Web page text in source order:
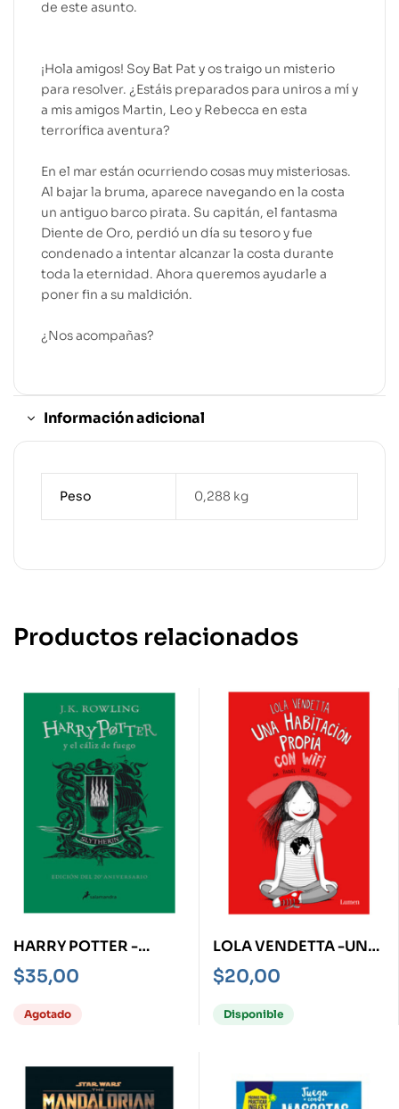
de este asunto.
¡Hola amigos! Soy Bat Pat y os traigo un misterio
para resolver. ¿Estáis preparados para uniros a mí y
a mis amigos Martin, Leo y Rebecca en esta
terrorífica aventura?
En el mar están ocurriendo cosas muy misteriosas.
Al bajar la bruma, aparece navegando en la costa
un antiguo barco pirata. Su capitán, el fantasma
Diente de Oro, perdió un día su tesoro y fue
condenado a intentar alcanzar la costa durante
toda la eternidad. Ahora queremos ayudarle a
poner fin a su maldición.
¿Nos acompañas?
Información adicional
Peso 0,288 kg
Productos relacionados
HARRY POTTER -
SLYTHERIN- Y EL CÁLIZ
DE FUEGO
$35,00
Agotado
LOLA VENDETTA -UNA
HABITACION PROPIA
CON WIFI-
$20,00
Disponible